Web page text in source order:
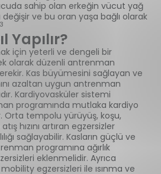
sahip olan erkeğin vücut yağ
değişir ve bu oran yaşa bağlı olarak
3
Yapılır?
için yeterli ve dengeli bir
olarak düzenli antrenman
Kas büyümesini sağlayan ve
azaltan uygun antrenman
Kardiyovasküler sistemi
programında mutlaka kardiyo
Orta tempolu yürüyüş, koşu,
hızını artıran egzersizler
sağlayabilir. Kasların güçlü ve
programına ağırlık
eklenmelidir. Ayrıca
egzersizleri ile ısınma ve